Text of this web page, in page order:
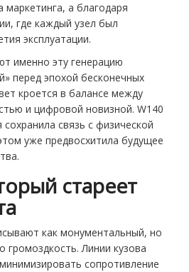
маркетинга, а благодаря
где каждый узел был
эксплуатации.
именно эту генерацию
перед эпохой бесконечных
кроется в балансе между
и цифровой новизной. W140
связь с физической
уже предвосхитила будущее
стареет
как монументальный, но
громоздкость. Линии кузова
сопротивление